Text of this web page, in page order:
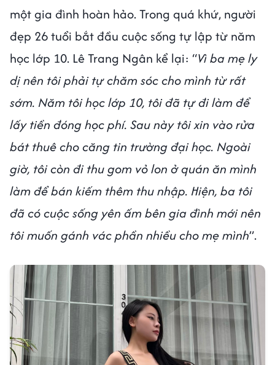
một gia đình hoàn hảo. Trong quá khứ, người
đẹp 26 tuổi bắt đầu cuộc sống tự lập từ năm
học lớp 10. Lê Trang Ngân kể lại: “Vì ba mẹ ly
dị nên tôi phải tự chăm sóc cho mình từ rất
sớm. Năm tôi học lớp 10, tôi đã tự đi làm để
lấy tiền đóng học phí. Sau này tôi xin vào rửa
bát thuê cho căng tin trường đại học. Ngoài
giờ, tôi còn đi thu gom vỏ lon ở quán ăn mình
làm để bán kiếm thêm thu nhập. Hiện, ba tôi
đã có cuộc sống yên ấm bên gia đình mới nên
tôi muốn gánh vác phần nhiều cho mẹ mình”.